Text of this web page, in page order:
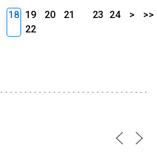
18 19 20
21
22
23 24 > >>